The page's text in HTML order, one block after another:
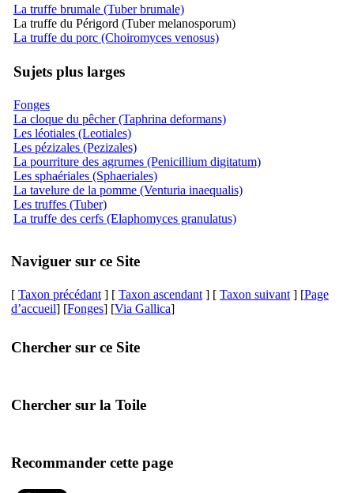
La truffe brumale (Tuber brumale)
La truffe du Périgord (Tuber melanosporum)
La truffe du porc (Choiromyces venosus)
Sujets plus larges
Fonges
La cloque du pêcher (Taphrina deformans)
Les léotiales (Leotiales)
Les pézizales (Pezizales)
La pourriture des agrumes (Penicillium digitatum)
Les sphaériales (Sphaeriales)
La tavelure de la pomme (Venturia inaequalis)
Les truffes (Tuber)
La truffe des cerfs (Elaphomyces granulatus)
Naviguer sur ce Site
[ Taxon précédant ] [ Taxon ascendant ] [ Taxon suivant ] [Page
d’accueil] [Fonges] [Via Gallica]
Chercher sur ce Site
Chercher sur la Toile
Recommander cette page